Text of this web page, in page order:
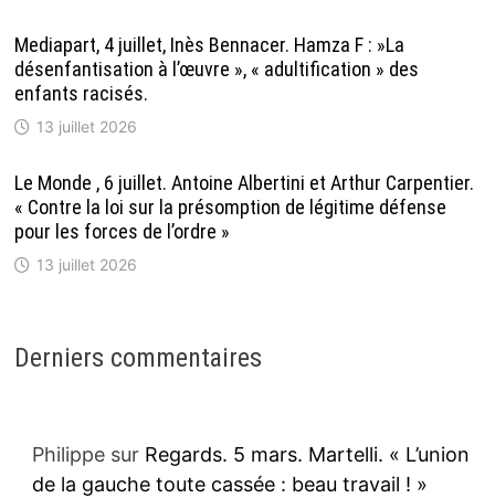
Mediapart, 4 juillet, Inès Bennacer. Hamza F : »La
désenfantisation à l’œuvre », « adultification » des
enfants racisés.
13 juillet 2026
Le Monde , 6 juillet. Antoine Albertini et Arthur Carpentier.
« Contre la loi sur la présomption de légitime défense
pour les forces de l’ordre »
13 juillet 2026
Derniers commentaires
Philippesur Regards. 5 mars. Martelli. « L’union
de la gauche toute cassée : beau travail ! »